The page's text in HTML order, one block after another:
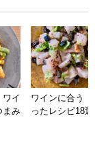
イ
まみ
ワインに合う
ったレシピ18